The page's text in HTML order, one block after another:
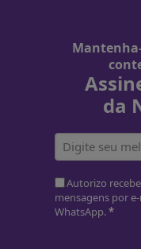
da
Autorizo
mensagens por
WhatsApp.*